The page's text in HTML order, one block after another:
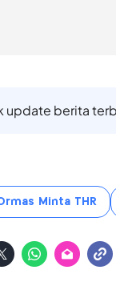
update berita
Minta THR